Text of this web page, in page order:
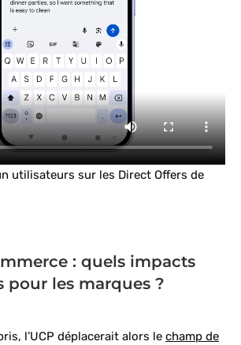
utilisateurs sur les Direct Offers de
: quels impacts
pour les marques ?
l’UCP déplacerait alors le champ de